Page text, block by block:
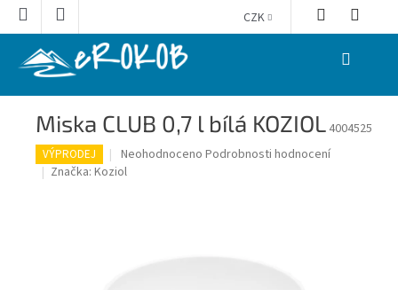
Přejít
CZK
NÁKUPNÍ
Miska CLUB 0,7 l bílá KOZIOL 4004525
VÝPRODEJ
Průměrné
hodnocení
Neohodnoceno Podrobnosti hodnocení
Značka: Koziol